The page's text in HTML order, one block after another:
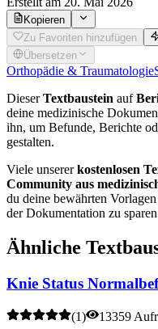
Kopieren
Zu Favoriten hinzufügen
Übersetzen
Orthopädie & Traumatologie
DieserTextbaustein auf
deine medizinische
ihn, um Befunde, Berichte
gestalten.
Viele unsererkostenlosen
Community aus
du deine bewährten
der Dokumentation zu
Ähnliche
Knie Status
(1)
13359